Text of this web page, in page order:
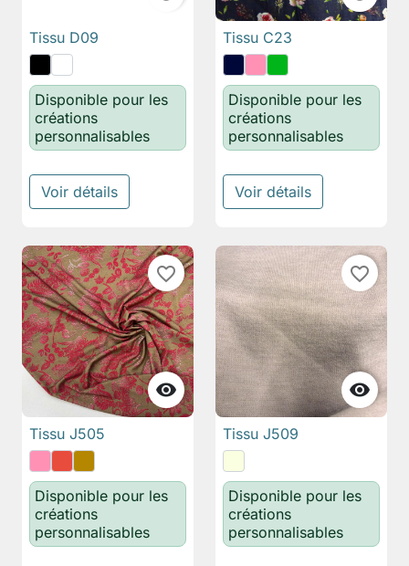
Tissu D09
Disponible pour les
créations
personnalisables
Voir détails
Tissu C23
Disponible pour les
créations
personnalisables
Voir détails

favorite_border
Tissu J505
Disponible pour les
créations
personnalisables

favorite_border
Tissu J509
Disponible pour les
créations
personnalisables